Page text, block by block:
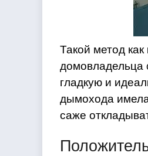
Такой метод
домовладельца
гладкую и
дымохода
саже